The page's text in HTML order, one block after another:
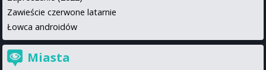
Zawieście czerwone latarnie
Łowca androidów
Miasta